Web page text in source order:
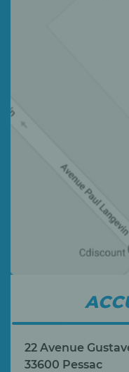
22 Avenue
33600 Pessac